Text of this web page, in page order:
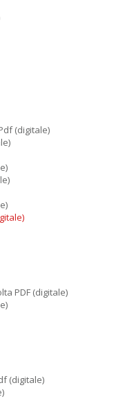
(digitale)
PDF (digitale)
(digitale)